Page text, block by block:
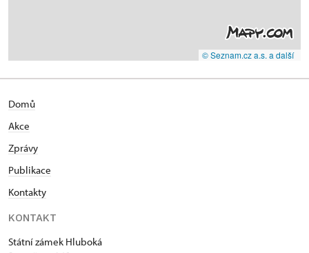
© Seznam.cz a.s. a další
Domů
Akce
Zprávy
Publikace
Kontakty
KONTAKT
Státní zámek Hluboká